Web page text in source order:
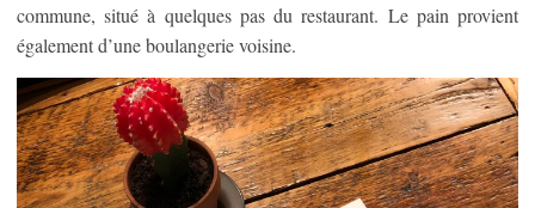
commune, situé à quelques pas du restaurant. Le pain provient
également d’une boulangerie voisine.